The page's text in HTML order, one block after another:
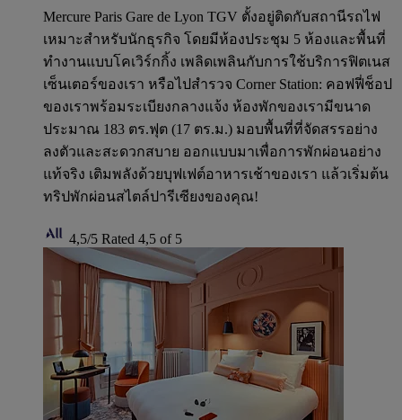
Mercure Paris Gare de Lyon TGV ตั้งอยู่ติดกับสถานีรถไฟ
เหมาะสำหรับนักธุรกิจ โดยมีห้องประชุม 5 ห้องและพื้นที่
ทำงานแบบโคเวิร์กกิ้ง เพลิดเพลินกับการใช้บริการฟิตเนส
เซ็นเตอร์ของเรา หรือไปสำรวจ Corner Station: คอฟฟี่ช็อป
ของเราพร้อมระเบียงกลางแจ้ง ห้องพักของเรามีขนาด
ประมาณ 183 ตร.ฟุต (17 ตร.ม.) มอบพื้นที่ที่จัดสรรอย่าง
ลงตัวและสะดวกสบาย ออกแบบมาเพื่อการพักผ่อนอย่าง
แท้จริง เติมพลังด้วยบุฟเฟต์อาหารเช้าของเรา แล้วเริ่มต้น
ทริปพักผ่อนสไตล์ปารีเซียงของคุณ!
4,5/5 Rated 4,5 of 5